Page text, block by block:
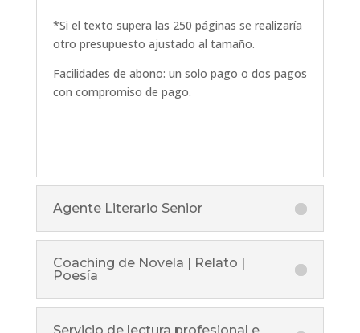
*Si el texto supera las 250 páginas se realizaría
otro presupuesto ajustado al tamaño.
Facilidades de abono: un solo pago o dos pagos
con compromiso de pago.
Agente Literario Senior
Coaching de Novela | Relato |
Poesía